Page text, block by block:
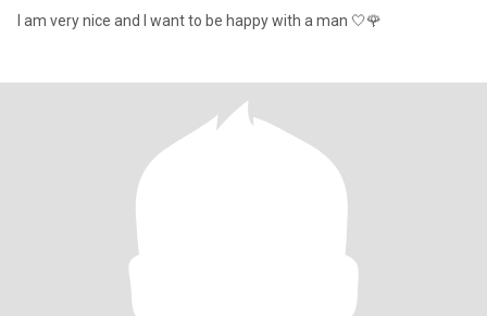
I am very nice and I want to be happy with a man 🤍🌹